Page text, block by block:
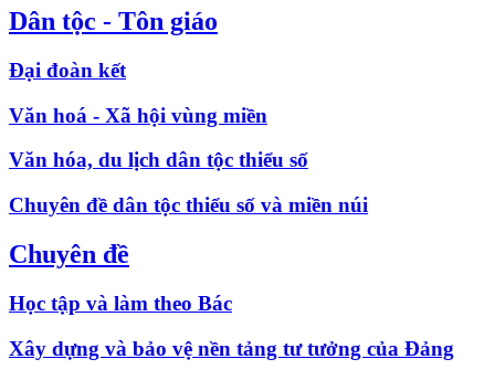
Dân tộc - Tôn giáo
Đại đoàn kết
Văn hoá - Xã hội vùng miền
Văn hóa, du lịch dân tộc thiểu số
Chuyên đề dân tộc thiểu số và miền núi
Chuyên đề
Học tập và làm theo Bác
Xây dựng và bảo vệ nền tảng tư tưởng của Đảng